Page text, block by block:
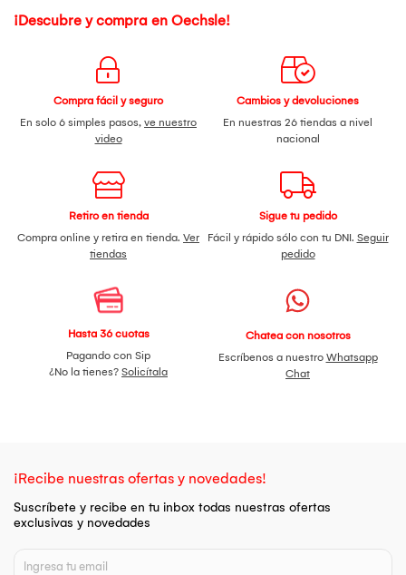
¡Descubre y compra en Oechsle!
Compra fácil y seguro
En solo 6 simples pasos, ve nuestro
video
Cambios y devoluciones
En nuestras 26 tiendas a nivel
nacional
Retiro en tienda
Compra online y retira en tienda. Ver
tiendas
Sigue tu pedido
Fácil y rápido sólo con tu DNI. Seguir
pedido
Hasta 36 cuotas
Pagando con Sip
¿No la tienes? Solicítala
Chatea con nosotros
Escríbenos a nuestro Whatsapp
Chat
¡Recibe nuestras ofertas y novedades!
Suscríbete y recibe en tu inbox todas nuestras ofertas
exclusivas y novedades